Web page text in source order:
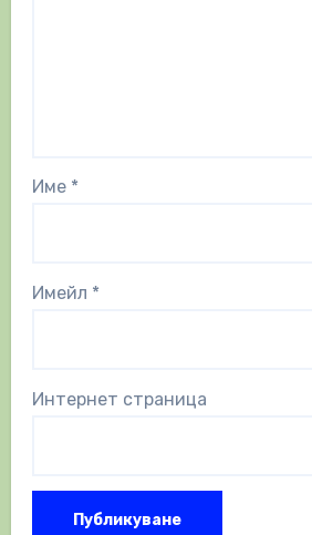
Име *
Имейл *
Интернет страница